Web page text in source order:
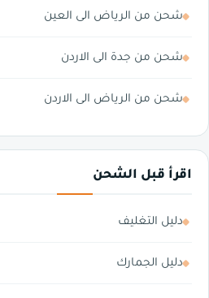
شحن من الرياض الى العين
شحن من جدة الى الاردن
شحن من الرياض الى الاردن
اقرأ قبل الشحن
دليل التغليف
دليل الجمارك